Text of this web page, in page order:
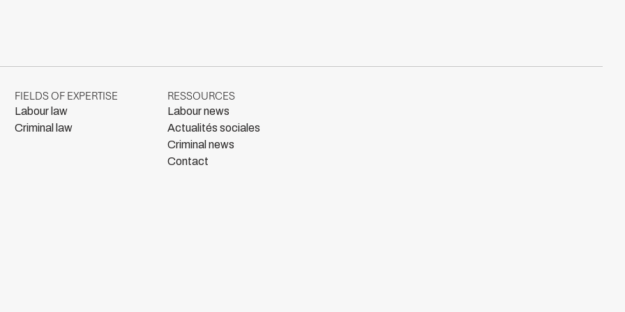
FIELDS OF EXPERTISE
Labour law
Criminal law
RESSOURCES
Labour news
Actualités sociales
Criminal news
Contact